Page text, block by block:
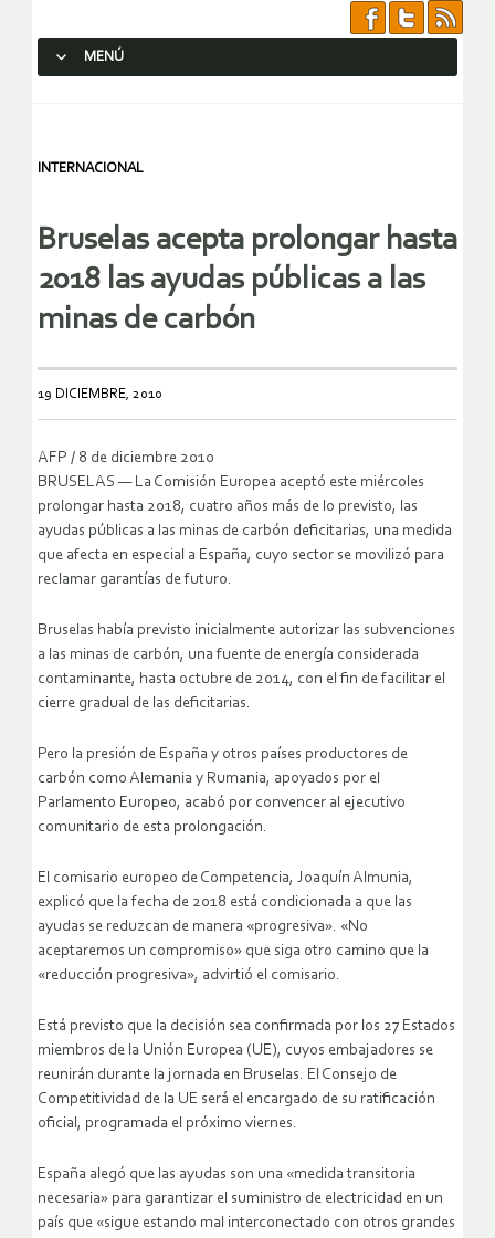
MENÚ
INTERNACIONAL
Bruselas acepta prolongar hasta
2018 las ayudas públicas a las
minas de carbón
19 DICIEMBRE, 2010
AFP / 8 de diciembre 2010
BRUSELAS — La Comisión Europea aceptó este miércoles
prolongar hasta 2018, cuatro años más de lo previsto, las
ayudas públicas a las minas de carbón deficitarias, una medida
que afecta en especial a España, cuyo sector se movilizó para
reclamar garantías de futuro.
Bruselas había previsto inicialmente autorizar las subvenciones
a las minas de carbón, una fuente de energía considerada
contaminante, hasta octubre de 2014, con el fin de facilitar el
cierre gradual de las deficitarias.
Pero la presión de España y otros países productores de
carbón como Alemania y Rumania, apoyados por el
Parlamento Europeo, acabó por convencer al ejecutivo
comunitario de esta prolongación.
El comisario europeo de Competencia, Joaquín Almunia,
explicó que la fecha de 2018 está condicionada a que las
ayudas se reduzcan de manera «progresiva». «No
aceptaremos un compromiso» que siga otro camino que la
«reducción progresiva», advirtió el comisario.
Está previsto que la decisión sea confirmada por los 27 Estados
miembros de la Unión Europea (UE), cuyos embajadores se
reunirán durante la jornada en Bruselas. El Consejo de
Competitividad de la UE será el encargado de su ratificación
oficial, programada el próximo viernes.
España alegó que las ayudas son una «medida transitoria
necesaria» para garantizar el suministro de electricidad en un
país que «sigue estando mal interconectado con otros grandes